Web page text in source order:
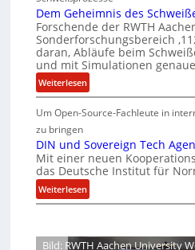
c
h
e
r
s
c
i
k
l
e
i
u
g
e
n
ff
z
e
n
z
w
i
r
e
a
V
i
P
L
ü
b
e
r
n
m
t
M
i
x
l
Dem Geheimnis des
Forschende der RWTH
Sonderforschungsbereich
daran, Abläufe beim
und mit Simulationen
Weiterlesen:
D
e
G
e
h
e
i
Um Open-Source-Fachleute in
zu bringen
DIN und Sovereign Tech
Mit einer neuen
das Deutsche Institut für
Weiterlesen:
D
Bild: RWTH Aachen University